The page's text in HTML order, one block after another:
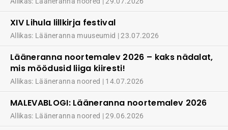
XIV Lihula lillkirja festival
Allikas: Lääneranna muuseumid 23.07.2026
Lääneranna noortemalev 2026 – kaks nädalat,
mis möödusid liiga kiiresti!
Allikas: Lääneranna noored 14.07.2026
MALEVABLOGI: Lääneranna noortemalev 2026
Allikas: Lääneranna noored 29.06.2026